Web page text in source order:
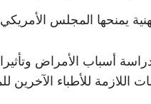
يمنحها المجلس
أسباب الأمراض
اللازمة للأطباء